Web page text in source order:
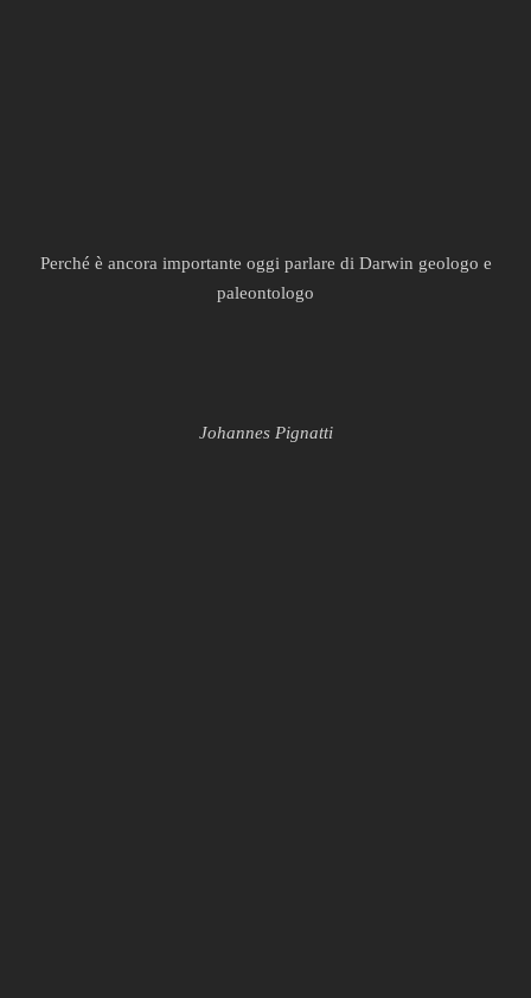
Perché è ancora importante oggi parlare di Darwin geologo e
paleontologo
Johannes Pignatti